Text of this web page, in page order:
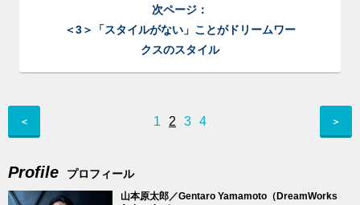
次ページ：
＜3＞「スタイルがない」ことがドリームワー
クスのスタイル
＜ 1 2 3 4 ＞
Profile プロフィール
山本原太郎／Gentaro Yamamoto（DreamWorks